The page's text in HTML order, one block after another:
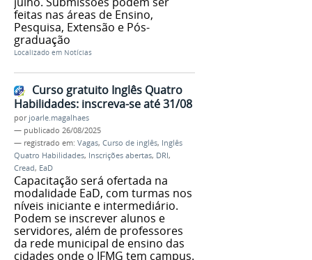
feitas nas áreas de Ensino,
Pesquisa, Extensão e Pós-
graduação
Localizado em Notícias
Curso gratuito Inglês Quatro
Habilidades: inscreva-se até 31/08
por joarle.magalhaes
— publicado 26/08/2025
— registrado em: Vagas, Curso de inglês, Inglês
Quatro Habilidades, Inscrições abertas, DRI,
Cread, EaD
Capacitação será ofertada na
modalidade EaD, com turmas nos
níveis iniciante e intermediário.
Podem se inscrever alunos e
servidores, além de professores
da rede municipal de ensino das
cidades onde o IFMG tem campus.